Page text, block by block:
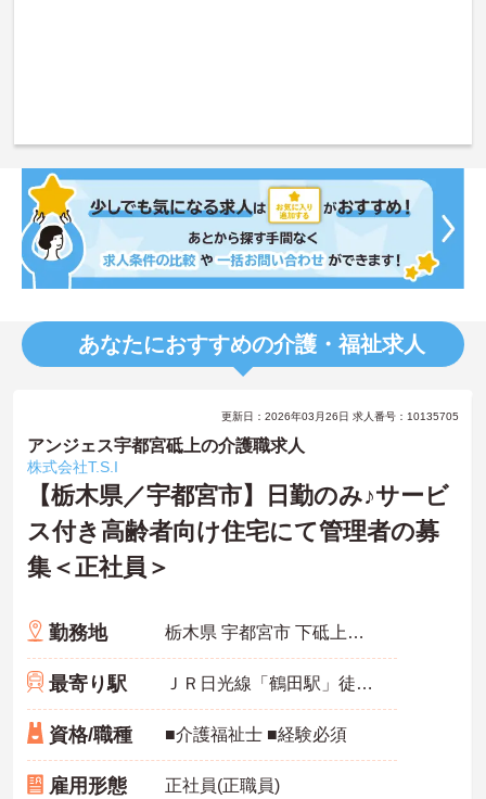
あなたにおすすめの介護・福祉求人
更新日：2026年03月26日 求人番号：10135705
アンジェス宇都宮砥上の介護職求人
株式会社T.S.I
【栃木県／宇都宮市】日勤のみ♪サービ
ス付き高齢者向け住宅にて管理者の募
集＜正社員＞
勤務地 栃木県 宇都宮市 下砥上町1431-4
最寄り駅 ＪＲ日光線「鶴田駅」徒歩13分
資格/職種 ■介護福祉士 ■経験必須
雇用形態 正社員(正職員)